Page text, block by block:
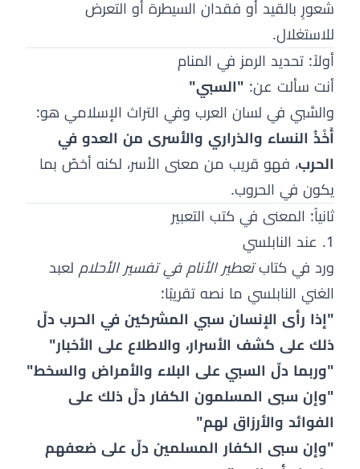
شعورٍ بالقيد أو فقدان السيطرة أو التعرض
للاستغلال.
أولاً: تحديد الرمز في المنام
أنت سألت عن: "السبي"
والسَّبي في لسان العرب وفي التراث الإسلامي هو:
أَخْذُ النساء والذراري والأسرى من العدو في
الحرب، فهو قريب من معنى الأسر، لكنه أخصّ بما
يكون في الحروب.
ثانياً: المعنى في كتب التعبير
1. عند النابلسي
ورد في كتابتعطير الأنام في تفسير الأحلام لعبد
الغني النابلسي ما نصه تقريبًا:
"إذا رأى الإنسان سبي المشركين في الحرب دلّ
ذلك على كشف الأسرار، والاطلاع على الأخبار"
"وربما دلّ السبي على البلاء والأمراض والسخط"
"وإن سبى المسلمون الكفار دلّ ذلك على
الفوائد والأرزاق لهم"
"وإن سبى الكفار المسلمين دلّ على ضعفهم